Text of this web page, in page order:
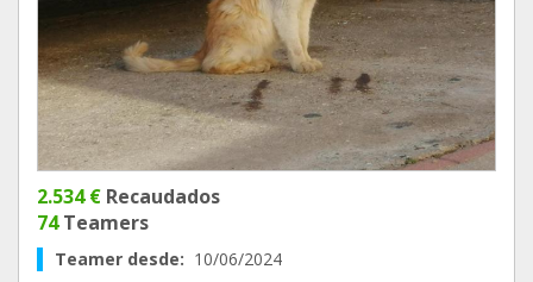
2.534 € Recaudados
74Teamers
Teamer desde: 10/06/2024